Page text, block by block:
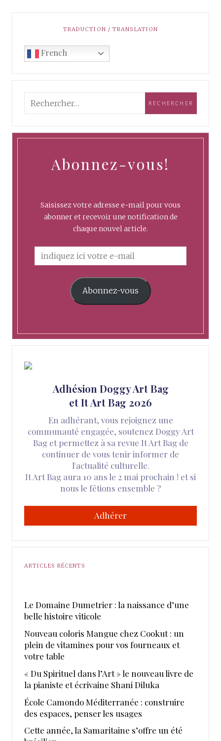
TRADUCTION / TRANSLATION
French
Abonnez-vous!
Saisissez votre adresse e-mail pour vous
abonner et recevoir une notification de
chaque nouvel article.
Abonnez-vous
Adhésion Doggy Art Bag
et It Art Bag 2026
En adhérant, vous rejoignez une
communauté engagée, soutenez Doggy Art
Bag et permettez à sa revue It Art Bag de
continuer de vous tenir informer de
l'actualité culturelle.
It Art Bag aura 10 ans le 2 mai prochain ! et si
nous le fêtions ensemble ?
Adhérer
ARTICLES RÉCENTS
Le Domaine Dumetrier : la naissance d’une
belle histoire viticole
Nouveau coloris Mangue chez Cookut : un
plein de vitamines pour vos fourneaux et
votre table
« Du Spirituel dans l’Art » le nouveau livre de
la pianiste et écrivaine Shani Diluka
École Camondo Méditerranée : construire
des espaces, penser les usages
Cette année, la Samaritaine s’offre un été